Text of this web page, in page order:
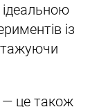
ідеальною
із
— це також